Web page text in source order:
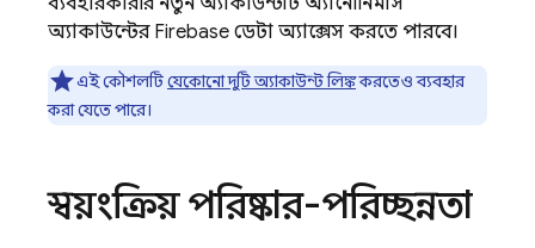
অ্যাকাউন্টের Firebase ডেটা অ্যাক্সেস করতে পারবে।
এই কৌশলটিযেকোনো দুটি অ্যাকাউন্ট লিঙ্ককরতেও ব্যবহার
করা যেতে পারে।
স্বয়ংক্রিয় পরিষ্কার-পরিচ্ছন্নতা